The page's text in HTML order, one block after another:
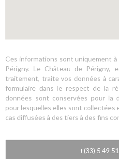
Ces informations sont uniquement
Périgny. Le Château de Périgny,
traitement, traite vos données à
formulaire dans le respect de la
données sont conservées pour la
pour lesquelles elles sont
cas diffusées à des tiers à des fins
+(33) 5 49